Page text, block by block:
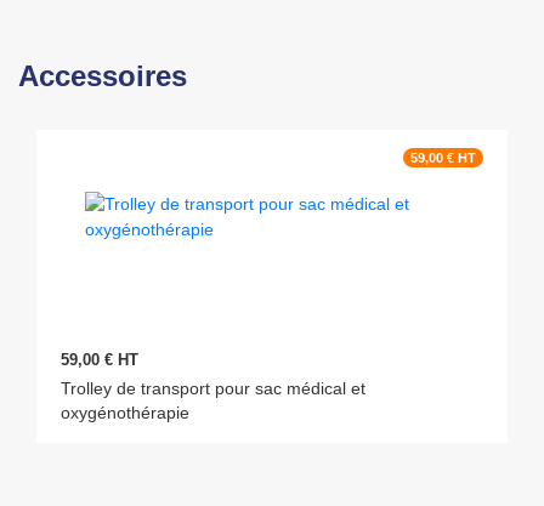
Accessoires
59,00 € HT
59,00 € HT
Trolley de transport pour sac médical et
oxygénothérapie